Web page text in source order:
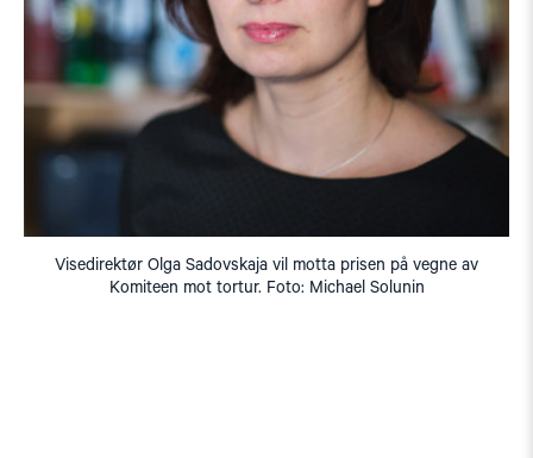
Visedirektør Olga Sadovskaja vil motta prisen på vegne av
Komiteen mot tortur. Foto: Michael Solunin